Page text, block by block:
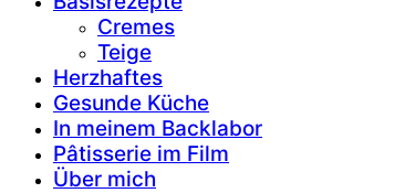
Cremes
Teige
Herzhaftes
Gesunde Küche
In meinem Backlabor
Pâtisserie im Film
Über mich